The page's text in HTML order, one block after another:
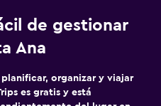
de gestionar
Ana
planificar, organizar y viajar
es gratis y está